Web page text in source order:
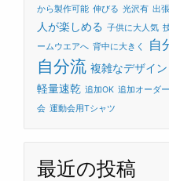
から製作可能 伸びる 光沢有 出
人が楽しめる 子供に大人気
ームウエアへ 背中に大きく 自
自分流 複雑なデザイン
軽量速乾 追加OK 追加オーダー
会 運動会用Tシャツ
最近の投稿